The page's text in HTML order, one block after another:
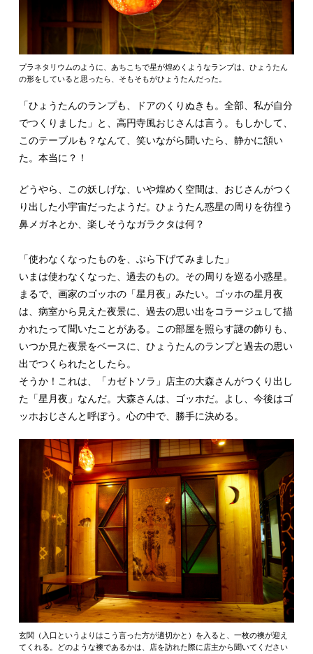
プラネタリウムのように、あちこちで星が煌めくようなランプは、ひょうたん
の形をしていると思ったら、そもそもがひょうたんだった。
「ひょうたんのランプも、ドアのくりぬきも。全部、私が自分
でつくりました」と、高円寺風おじさんは言う。もしかして、
このテーブルも？なんて、笑いながら聞いたら、静かに頷い
た。本当に？！
どうやら、この妖しげな、いや煌めく空間は、おじさんがつく
り出した小宇宙だったようだ。ひょうたん惑星の周りを彷徨う
鼻メガネとか、楽しそうなガラクタは何？
「使わなくなったものを、ぶら下げてみました」
いまは使わなくなった、過去のもの。その周りを巡る小惑星。
まるで、画家のゴッホの「星月夜」みたい。ゴッホの星月夜
は、病室から見えた夜景に、過去の思い出をコラージュして描
かれたって聞いたことがある。この部屋を照らす謎の飾りも、
いつか見た夜景をベースに、ひょうたんのランプと過去の思い
出でつくられたとしたら。
そうか！これは、「カゼトソラ」店主の大森さんがつくり出し
た「星月夜」なんだ。大森さんは、ゴッホだ。よし、今後はゴ
ッホおじさんと呼ぼう。心の中で、勝手に決める。
玄関（入口というよりはこう言った方が適切かと）を入ると、一枚の襖が迎え
てくれる。どのような襖であるかは、店を訪れた際に店主から聞いてください